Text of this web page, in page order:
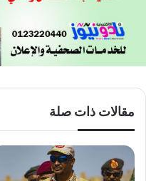
مقالات ذات صلة